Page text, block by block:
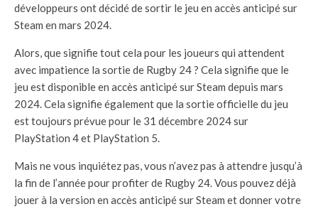
développeurs ont décidé de sortir le jeu en accès anticipé sur
Steam en mars 2024.
Alors, que signifie tout cela pour les joueurs qui attendent
avec impatience la sortie de Rugby 24 ? Cela signifie que le
jeu est disponible en accès anticipé sur Steam depuis mars
2024. Cela signifie également que la sortie officielle du jeu
est toujours prévue pour le 31 décembre 2024 sur
PlayStation 4 et PlayStation 5.
Mais ne vous inquiétez pas, vous n’avez pas à attendre jusqu’à
la fin de l’année pour profiter de Rugby 24. Vous pouvez déjà
jouer à la version en accès anticipé sur Steam et donner votre